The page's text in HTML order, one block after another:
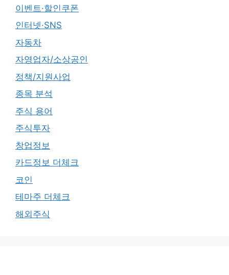
이벤트·할인쿠폰
인터넷·SNS
자동차
자영업자/소상공인
정책/지원사업
종목 분석
주식 용어
주식투자
창업정보
카드정보 더체크
코인
테마주 더체크
해외주식